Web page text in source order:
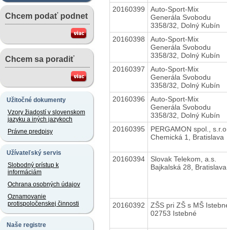
Chcem podať podnet
Chcem sa poradiť
Užitočné dokumenty
Vzory žiadostí v slovenskom
jazyku a iných jazykoch
Právne predpisy
Užívateľský servis
Slobodný prístup k
informáciám
Ochrana osobných údajov
Oznamovanie
protispoločenskej činnosti
Naše registre
20160399
Auto-Sport-Mix
Generála Svobodu
3358/32, Dolný Kubín
20160398
Auto-Sport-Mix
Generála Svobodu
3358/32, Dolný Kubín
20160397
Auto-Sport-Mix
Generála Svobodu
3358/32, Dolný Kubín
20160396
Auto-Sport-Mix
Generála Svobodu
3358/32, Dolný Kubín
20160395
PERGAMON spol.,
Chemická 1, Bratislava
20160394
Slovak Telekom, a.s.
Bajkalská 28, Bratislava
20160392
ZŠS pri ZŠ s MŠ
02753 Istebné